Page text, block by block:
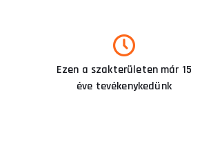
Ezen a szakterületen már 15
éve tevékenykedünk